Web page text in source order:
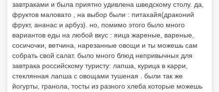
завтраками и была приятно удивлена шведскому столу. да,
фруктов маловато , на выбор были : питахайя(драконий
фрукт, ананас и арбуз). но, помимо этого было много
вариантов еды на любой вкус : яица жареные, вареные,
сосичочки, ветчина, нарезанные овощи и ты можешь сам
собрать свой салат. было много блюд непривычных для
завтрака российскому туристу: лапша, курица в карри,
стеклянная лапша с овощами тушеная . были так же
йогурты, гранола, тосты из разного хлеба которые можешь